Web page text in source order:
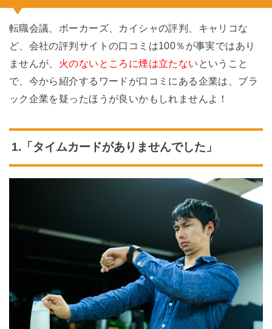
転職会議、ボーカーズ、カイシャの評判、キャリコな
ど、会社の評判サイトの口コミは100％が事実ではあり
ませんが、 火のないところに煙は立たない ということ
で、今から紹介するワードが口コミにある企業は、ブラ
ック企業を疑ったほうが良いかもしれませんよ！
1.「タイムカードがありませんでした」